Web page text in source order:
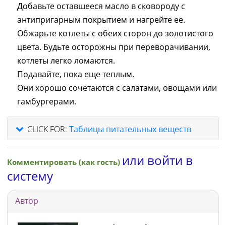
Добавьте оставшееся масло в сковороду с
антипригарным покрытием и нагрейте ее.
Обжарьте котлеты с обеих сторон до золотистого
цвета. Будьте осторожны при переворачивании,
котлеты легко ломаются.
Подавайте, пока еще теплым.
Они хорошо сочетаются с салатами, овощами или
гамбургерами.
CLICK FOR: Таблицы питательных веществ
Комментировать (как гость) или войти в
систему
Автор